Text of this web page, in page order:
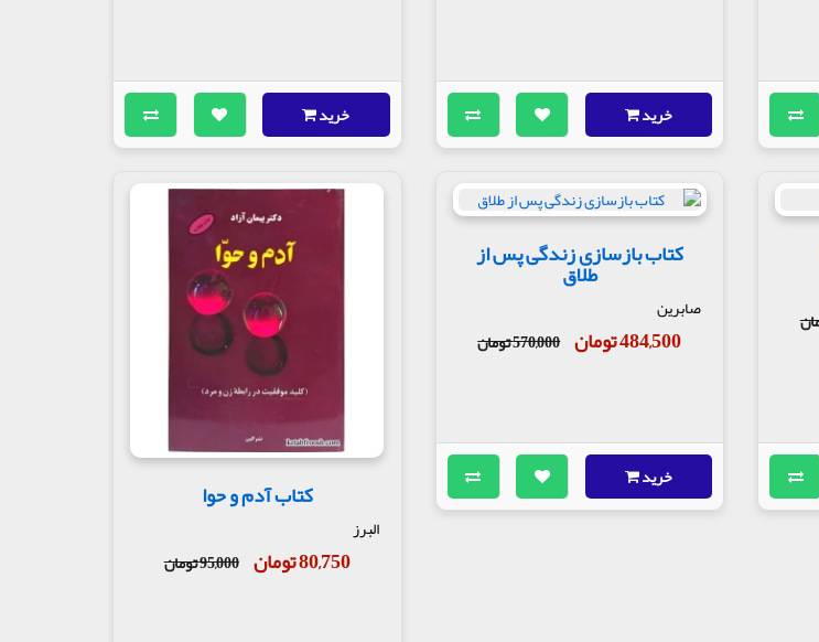
خرید خرید
کتاب بازسازی زندگی پس از
طلاق
صابرین
484,500 تومان 570,000 تومان
خرید کتاب آدم و حوا
البرز
80,750 تومان 95,000 تومان